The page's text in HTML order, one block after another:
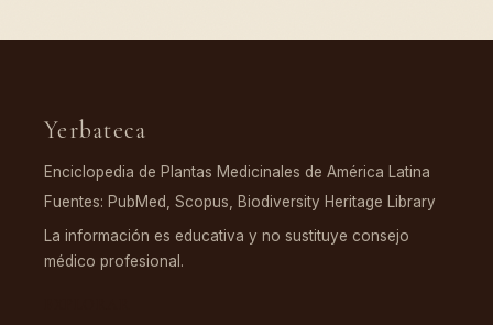
Yerbateca
Enciclopedia de Plantas Medicinales de América Latina
Fuentes: PubMed, Scopus, Biodiversity Heritage Library
La información es educativa y no sustituye consejo
médico profesional.